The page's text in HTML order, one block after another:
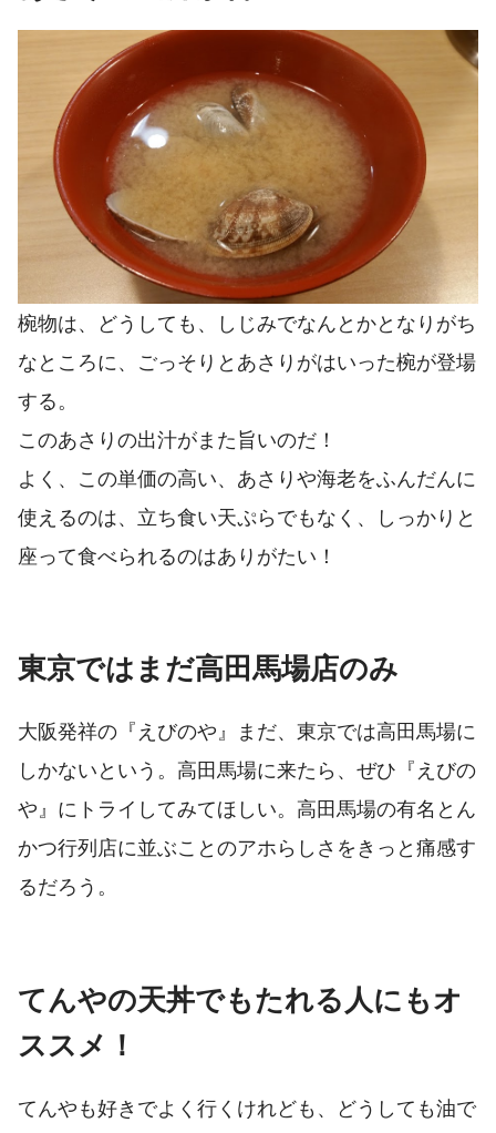
椀物は、どうしても、しじみでなんとかとなりがち
なところに、ごっそりとあさりがはいった椀が登場
する。
このあさりの出汁がまた旨いのだ！
よく、この単価の高い、あさりや海老をふんだんに
使えるのは、立ち食い天ぷらでもなく、しっかりと
座って食べられるのはありがたい！
東京ではまだ高田馬場店のみ
大阪発祥の『えびのや』まだ、東京では高田馬場に
しかないという。高田馬場に来たら、ぜひ『えびの
や』にトライしてみてほしい。高田馬場の有名とん
かつ行列店に並ぶことのアホらしさをきっと痛感す
るだろう。
てんやの天丼でもたれる人にもオ
ススメ！
てんやも好きでよく行くけれども、どうしても油で